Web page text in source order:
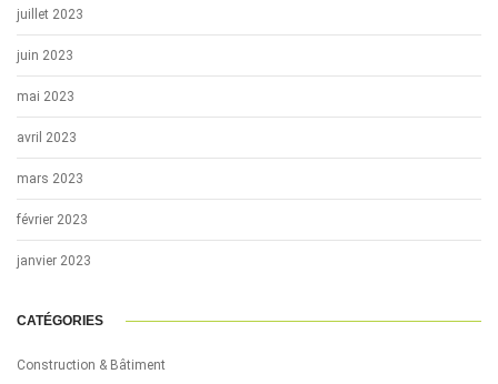
juillet 2023
juin 2023
mai 2023
avril 2023
mars 2023
février 2023
janvier 2023
CATÉGORIES
Construction & Bâtiment